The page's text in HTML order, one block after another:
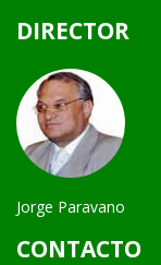
DIRECTOR
Jorge Paravano
CONTACTO